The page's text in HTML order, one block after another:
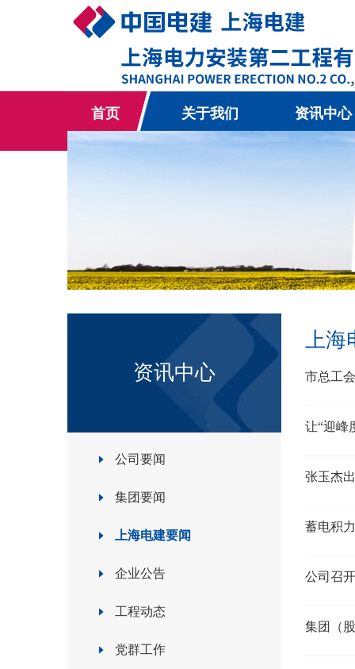
首页 关于我们 资讯中心
资讯中心
公司要闻
集团要闻
上海电建要闻
企业公告
工程动态
党群工作
上海
市总工
让“迎峰
张玉杰
蓄电积
公司召
集团（